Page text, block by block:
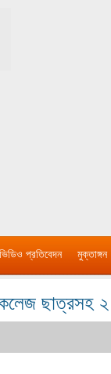
ভিডিও প্রতিবেদন মুক্তাঙ্গন
কলেজ